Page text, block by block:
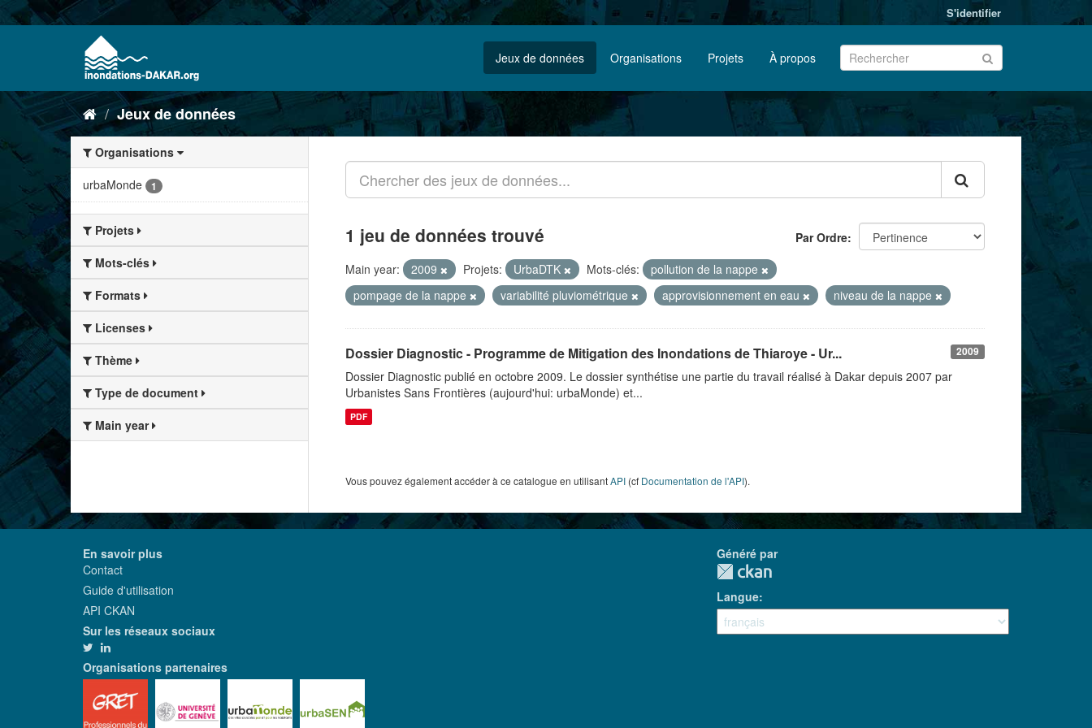
S'identifier
Jeux de données Organisations Projets À propos
Jeux de données
Organisations
urbaMonde
1
Projets
Mots-clés
Formats
Licenses
Thème
Type de document
Main year
Par Ordre
1 jeu de données trouvé
Main year: 2009 Projets: UrbaDTK Mots-clés:
pollution de la nappe
pompage de la nappe
variabilité pluviométrique approvisionnement en eau niveau de la nappe
2009
Dossier Diagnostic - Programme de Mitigation des Inondations de Thiaroye - Ur...
Dossier Diagnostic publié en octobre 2009. Le dossier synthétise une partie du travail réalisé à Dakar depuis 2007 par
Urbanistes Sans Frontières (aujourd'hui: urbaMonde) et...
PDF
Vous pouvez également accéder à ce catalogue en utilisantAPI(cf Documentation de l'API).
En savoir plus
Contact
Guide d'utilisation
API CKAN
Sur les réseaux sociaux
Organisations partenaires
Généré par
Langue